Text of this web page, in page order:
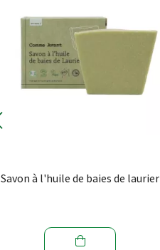
Savon à l'huile de baies de laurier